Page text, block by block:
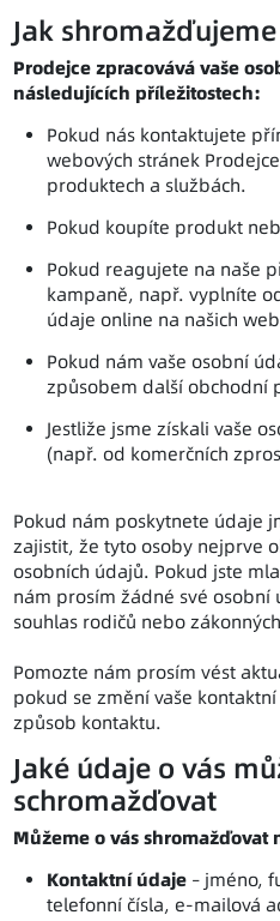
Jak
Prodejce zpracovává vaše
následujících příležitostech:
Pokud nás kontaktujete
webových stránek
produktech a službách.
Pokud koupíte produkt
Pokud reagujete na naše
kampaně, např. vyplníte
údaje online na našich
Pokud nám vaše osobní
způsobem další obchodní
Jestliže jsme získali vaše
(např. od komerčních
Pokud nám poskytnete údaje
zajistit, že tyto osoby nejprve
osobních údajů. Pokud jste
nám prosím žádné své
souhlas rodičů nebo
Pomozte nám prosím vést
pokud se změní vaše
způsob kontaktu.
Jaké údaje o vás
schromažďovat
Můžeme o vás
Kontaktní údaje– jméno,
telefonní čísla, e-mailová